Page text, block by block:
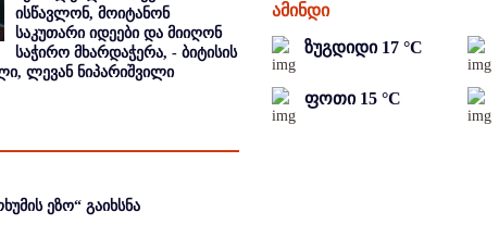
ისწავლონ, მოიტანონ
საკუთარი იდეები და მიიღონ
საჭირო მხარდაჭერა, - ბიტისის
ლევან ნიპარიშვილი
ეზო“ გაიხსნა
ამინდი
ზუგდიდი 17 °C
ფოთი 15 °C